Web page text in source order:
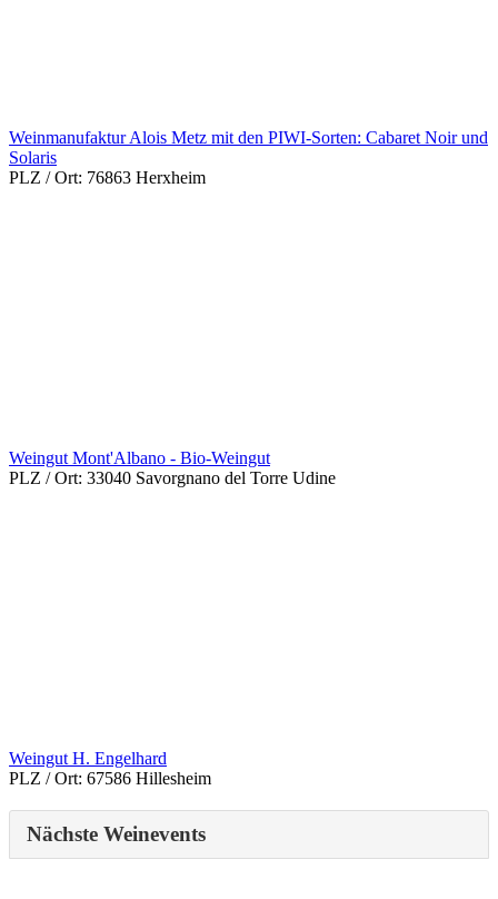
Weinmanufaktur Alois Metz mit den PIWI-Sorten: Cabaret Noir und
Solaris
PLZ / Ort: 76863 Herxheim
Weingut Mont'Albano - Bio-Weingut
PLZ / Ort: 33040 Savorgnano del Torre Udine
Weingut H. Engelhard
PLZ / Ort: 67586 Hillesheim
Nächste Weinevents